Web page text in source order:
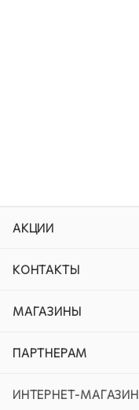
АКЦИИ
КОНТАКТЫ
МАГАЗИНЫ
ПАРТНЕРАМ
ИНТЕРНЕТ-МАГАЗИН